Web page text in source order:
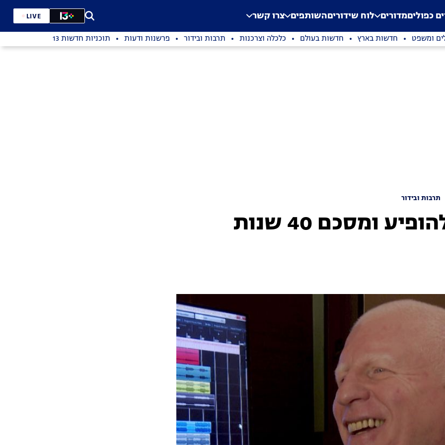
Application error: a
. כפוליםמדורים לוח שידוריםהשותפים צרו קשר LIVE
ומשפט חדשות בארץ חדשות בעולם כלכלה וצרכנות תרבות ובידור פרשנות ודעות תוכניות חדשות 13
תרבות ובידור
אלי לוזון חוזר להופיע ומסכם 40 שנות